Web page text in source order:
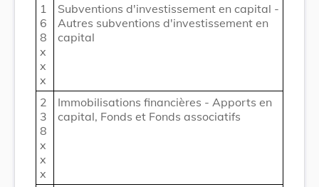
1
6
8
x
x
x
Subventions d'investissement en capital -
Autres subventions d'investissement en
capital
2
3
8
x
x
x
Immobilisations financières - Apports en
capital, Fonds et Fonds associatifs